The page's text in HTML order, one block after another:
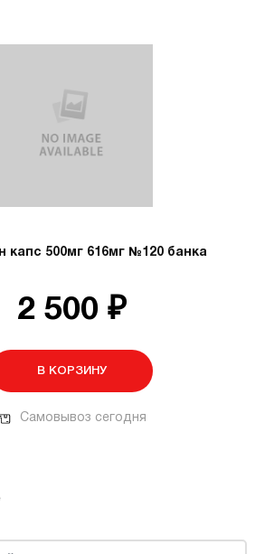
капс 500мг 616мг №120 банка
2 500 ₽
В КОРЗИНУ
Самовывоз сегодня